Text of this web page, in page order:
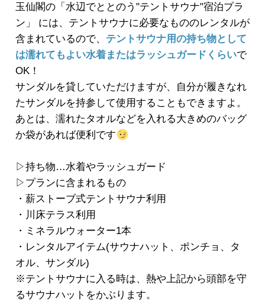
玉仙閣の「水辺でととのう"テントサウナ"宿泊プラ
ン」 には、テントサウナに必要なもののレンタルが
含まれているので、 テントサウナ用の持ち物として
は濡れてもよい水着またはラッシュガードくらいで
OK！
サンダルを貸していただけますが、自分が履きなれ
たサンダルを持参して使用することもできますよ。
あとは、濡れたタオルなどを入れる大きめのバッグ
か袋があれば便利です
▷持ち物…水着やラッシュガード
▷プランに含まれるもの
・薪ストーブ式テントサウナ利用
・川床テラス利用
・ミネラルウォーター1本
・レンタルアイテム(サウナハット、ポンチョ、タ
オル、サンダル)
※テントサウナに入る時は、熱や上記から頭部を守
るサウナハットをかぶります。